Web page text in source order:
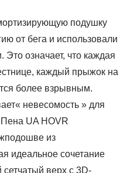
подушку
от бега и использовали
означает, что каждая
каждый прыжок на
более взрывным.
невесомость » для
UA HOVR
из
идеальное сочетание
сетчатый верх с 3D-